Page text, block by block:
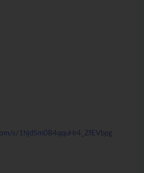
s/1hjd5m0B4qquHr4_ZfEVbpg